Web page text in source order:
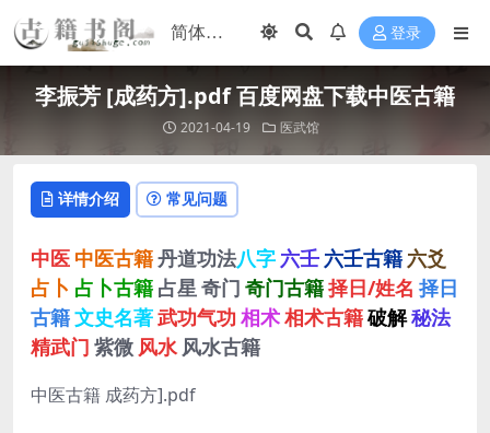
登录
李振芳 [成药方].pdf 百度网盘下载中医古籍
2021-04-19 医武馆
详情介绍 常见问题
中医 中医古籍丹道功法八字 六壬 六壬古籍 六爻
占卜 占卜古籍 占星 奇门 奇门古籍择日/姓名 择日
古籍文史名著武功气功 相术相术古籍破解秘法
精武门 紫微 风水 风水古籍
中医古籍 成药方].pdf